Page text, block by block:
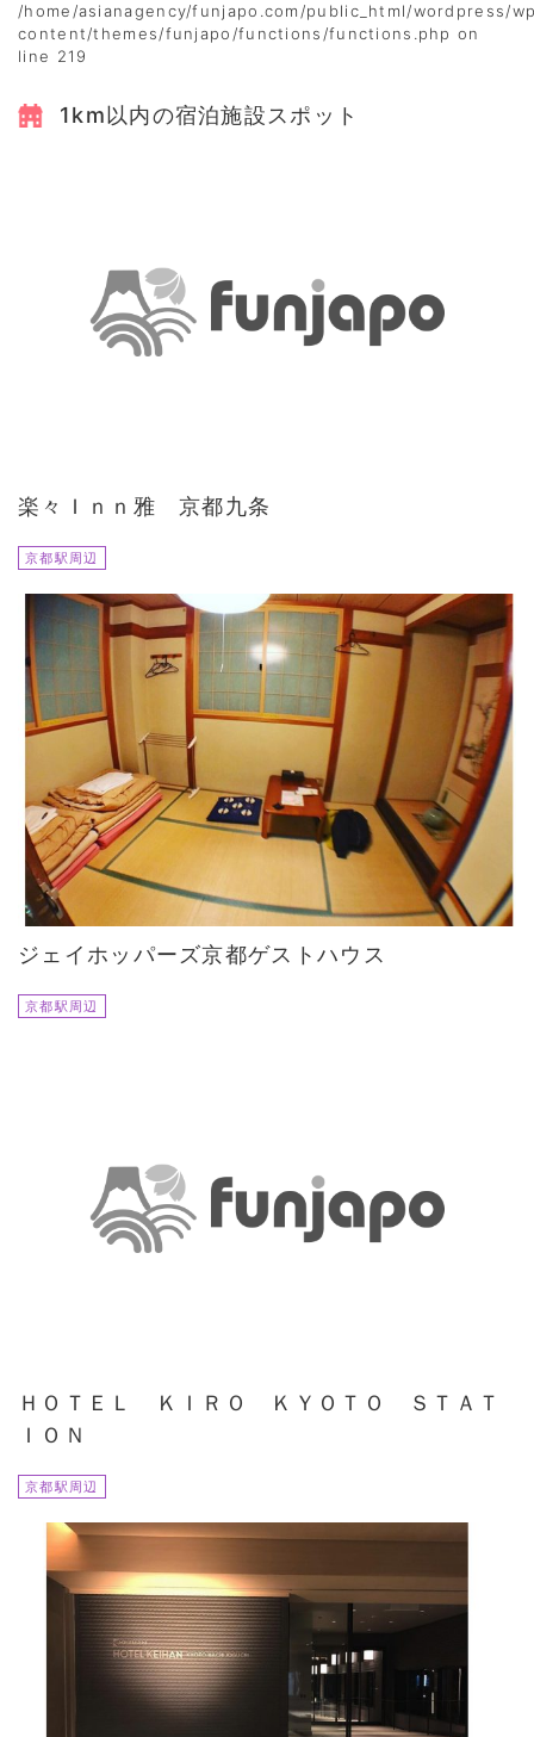
/home/asianagency/funjapo.com/public_html/wordpress/
content/themes/funjapo/functions/functions.php on
line 219
1km以内の宿泊施設スポット
楽々Ｉｎｎ雅 京都九条
京都駅周辺
ジェイホッパーズ京都ゲストハウス
京都駅周辺
ＨＯＴＥＬ ＫＩＲＯ ＫＹＯＴＯ ＳＴＡＴ
ＩＯＮ
京都駅周辺